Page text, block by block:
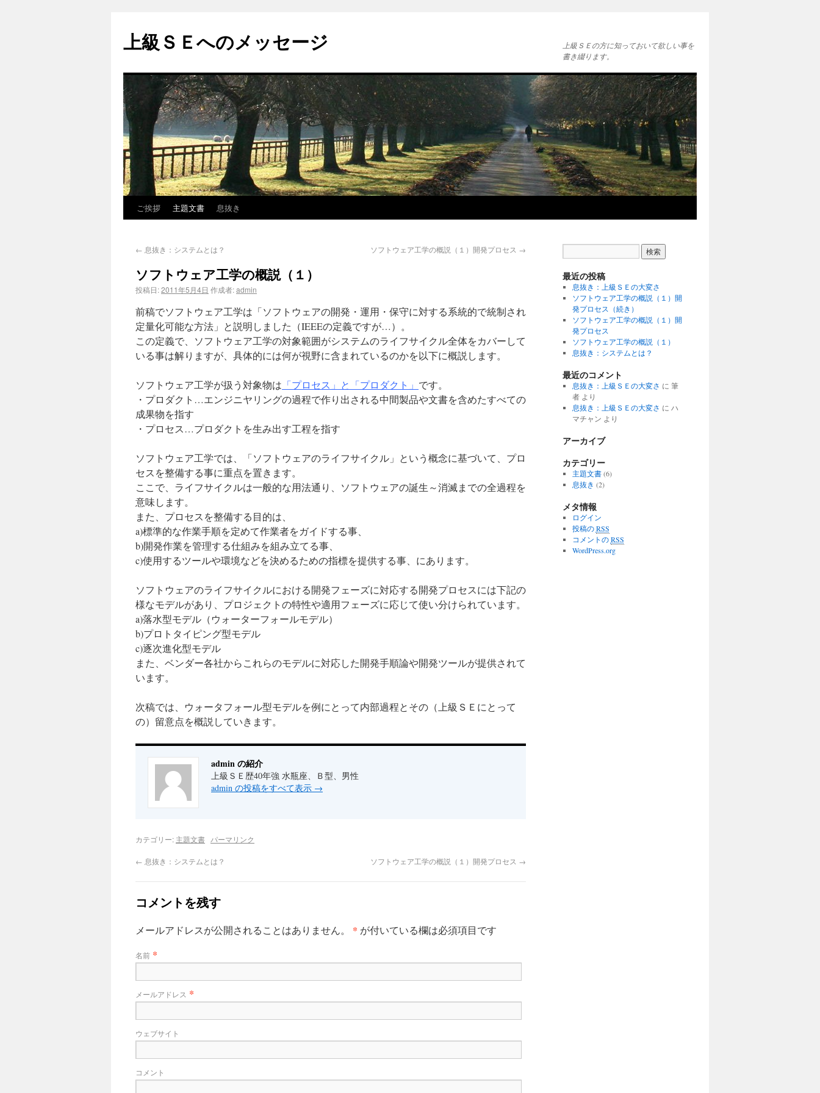
上級ＳＥへのメッセージ
上級ＳＥの方に知っておいて欲しい事を
書き綴ります。
ご挨拶 主題文書 息抜き
← 息抜き：システムとは？ ソフトウェア工学の概説（１）開発プロセス →
ソフトウェア工学の概説（１）
投稿日:2011年5月4日 作成者:admin
前稿でソフトウェア工学は「ソフトウェアの開発・運用・保守に対する系統的で統制され
定量化可能な方法」と説明しました（IEEEの定義ですが…）。
この定義で、ソフトウェア工学の対象範囲がシステムのライフサイクル全体をカバーして
いる事は解りますが、具体的には何が視野に含まれているのかを以下に概説します。
ソフトウェア工学が扱う対象物は 「プロセス」と「プロダクト」 です。
・プロダクト…エンジニヤリングの過程で作り出される中間製品や文書を含めたすべての
成果物を指す
・プロセス…プロダクトを生み出す工程を指す
ソフトウェア工学では、「ソフトウェアのライフサイクル」という概念に基づいて、プロ
セスを整備する事に重点を置きます。
ここで、ライフサイクルは一般的な用法通り、ソフトウェアの誕生～消滅までの全過程を
意味します。
また、プロセスを整備する目的は、
a)標準的な作業手順を定めて作業者をガイドする事、
b)開発作業を管理する仕組みを組み立てる事、
c)使用するツールや環境などを決めるための指標を提供する事、にあります。
ソフトウェアのライフサイクルにおける開発フェーズに対応する開発プロセスには下記の
様なモデルがあり、プロジェクトの特性や適用フェーズに応じて使い分けられています。
a)落水型モデル（ウォーターフォールモデル）
b)プロトタイピング型モデル
c)逐次進化型モデル
また、ベンダー各社からこれらのモデルに対応した開発手順論や開発ツールが提供されて
います。
次稿では、ウォータフォール型モデルを例にとって内部過程とその（上級ＳＥにとって
の）留意点を概説していきます。
admin の紹介
上級ＳＥ歴40年強 水瓶座、Ｂ型、男性
admin の投稿をすべて表示 →
カテゴリー: 主題文書 パーマリンク
← 息抜き：システムとは？ ソフトウェア工学の概説（１）開発プロセス →
コメントを残す
メールアドレスが公開されることはありません。 * が付いている欄は必須項目です
名前 *
メールアドレス *
ウェブサイト
コメント
最近の投稿
息抜き：上級ＳＥの大変さ
ソフトウェア工学の概説（１）開
発プロセス（続き）
ソフトウェア工学の概説（１）開
発プロセス
ソフトウェア工学の概説（１）
息抜き：システムとは？
最近のコメント
息抜き：上級ＳＥの大変さ に 筆
者 より
息抜き：上級ＳＥの大変さ に ハ
マチャン より
アーカイブ
カテゴリー
主題文書(6)
息抜き (2)
メタ情報
ログイン
投稿のRSS
コメントのRSS
WordPress.org